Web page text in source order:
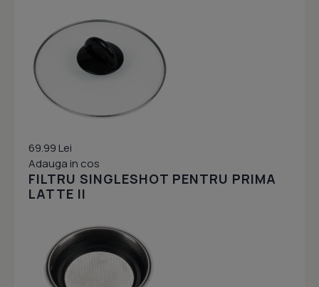
69.99 Lei
Adauga in cos
FILTRU SINGLESHOT PENTRU PRIMA
LATTE II